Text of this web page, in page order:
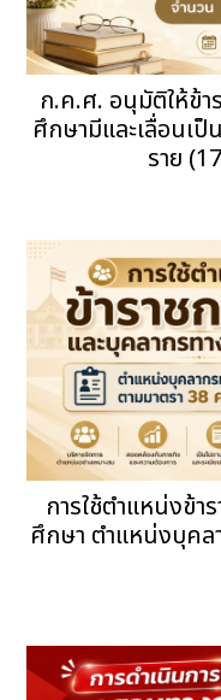
ก.ค.ศ. อนุมัติให้ข้า
ศึกษามีและเลื่อนเ
ราย
การใช้ตำแหน่งข้า
ศึกษา ตำแหน่งบุคล